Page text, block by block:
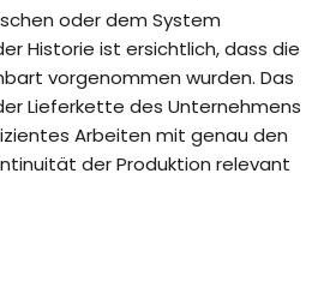
oder dem System
Historie ist ersichtlich, dass die
vorgenommen wurden. Das
Lieferkette des Unternehmens
Arbeiten mit genau den
der Produktion relevant